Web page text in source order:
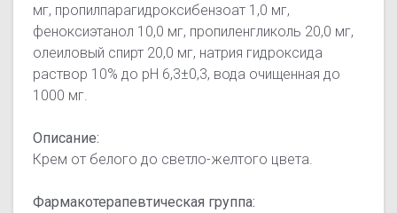
мг, пропилпарагидроксибензоат 1,0 мг,
феноксиэтанол 10,0 мг, пропиленгликоль 20,0 мг,
олеиловый спирт 20,0 мг, натрия гидроксида
раствор 10% до pH 6,3±0,3, вода очищенная до
1000 мг.
Описание:
Крем от белого до светло-желтого цвета.
Фармакотерапевтическая группа: